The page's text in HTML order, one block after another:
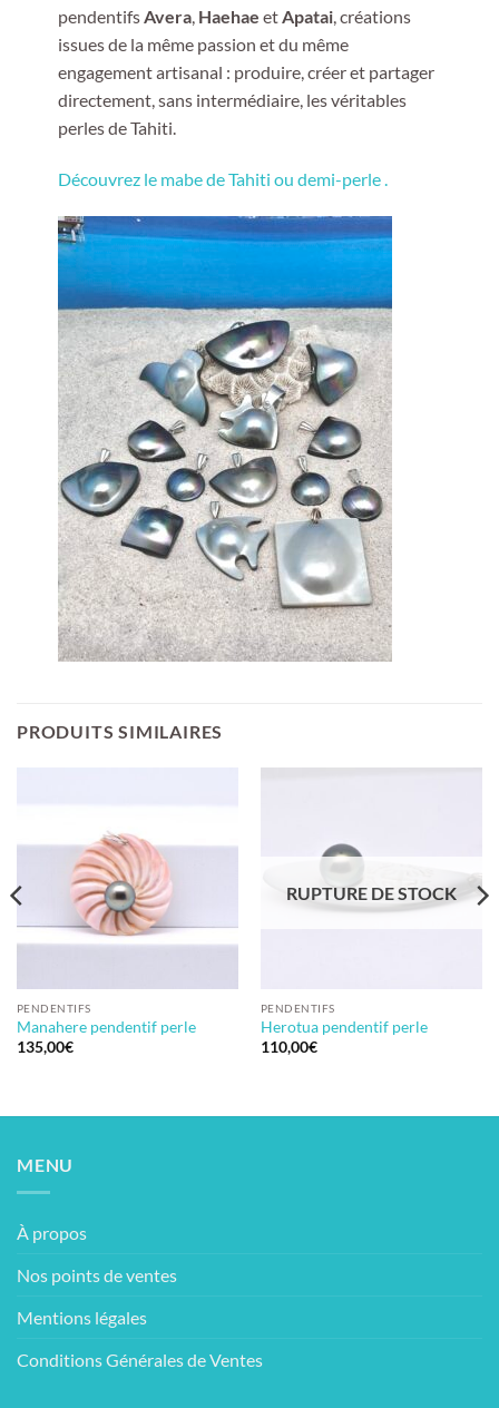
pendentifsAvera, Haehae etApatai, créations
issues de la même passion et du même
engagement artisanal : produire, créer et partager
directement, sans intermédiaire, les véritables
perles de Tahiti.
Découvrez le mabe de Tahiti ou demi-perle .
PRODUITS SIMILAIRES
PENDENTIFS
Manahere pendentif perle
135,00€
RUPTURE DE STOCK
PENDENTIFS
Herotua pendentif perle
110,00€
MENU
À propos
Nos points de ventes
Mentions légales
Conditions Générales de Ventes